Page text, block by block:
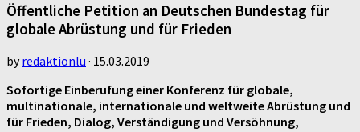
Öffentliche Petition an Deutschen Bundestag für
globale Abrüstung und für Frieden
byredaktionlu · 15.03.2019
Sofortige Einberufung einer Konferenz für globale,
multinationale, internationale und weltweite Abrüstung und
für Frieden, Dialog, Verständigung und Versöhnung,